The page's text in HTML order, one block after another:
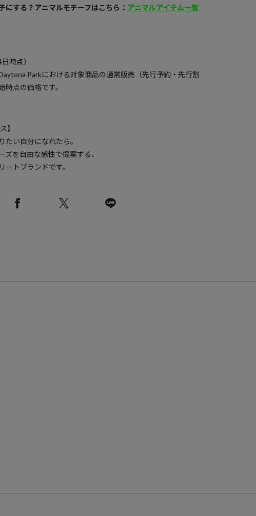
する？アニマルモチーフはこちら： アニマルアイテム一覧
時点）
Parkにおける対象商品の通常販売（先行予約・先行割
時点の価格です。
】
たい自分になれたら。
ズを自由な感性で提案する、
ートブランドです。